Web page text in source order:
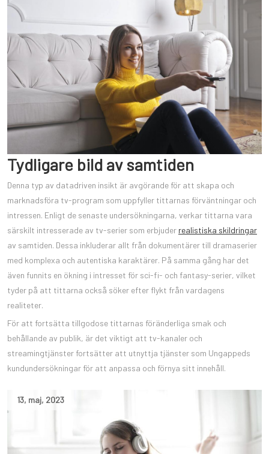
Tydligare bild av samtiden
Denna typ av datadriven insikt är avgörande för att skapa och
marknadsföra tv-program som uppfyller tittarnas förväntningar och
intressen. Enligt de senaste undersökningarna, verkar tittarna vara
särskilt intresserade av tv-serier som erbjuder realistiska skildringar
av samtiden. Dessa inkluderar allt från dokumentärer till dramaserier
med komplexa och autentiska karaktärer. På samma gång har det
även funnits en ökning i intresset för sci-fi- och fantasy-serier, vilket
tyder på att tittarna också söker efter flykt från vardagens
realiteter.
För att fortsätta tillgodose tittarnas föränderliga smak och
behållande av publik, är det viktigt att tv-kanaler och
streamingtjänster fortsätter att utnyttja tjänster som Ungappeds
kundundersökningar för att anpassa och förnya sitt innehåll.
13, maj, 2023